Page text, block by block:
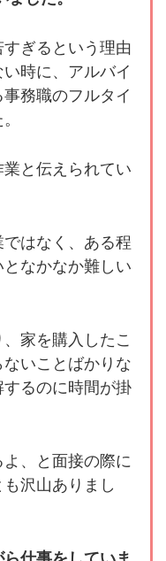
ぎるという理由
時に、アルバイ
務職のフルタイ
と伝えられてい
はなく、ある程
なかなか難しい
家を購入したこ
いことばかりな
するのに時間が掛
、と面接の際に
沢山ありまし